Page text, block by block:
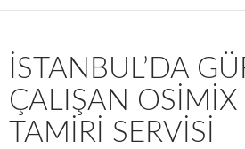
İSTANBUL’DA
ÇALIŞAN OSIMIX
TAMIRI SERVISI